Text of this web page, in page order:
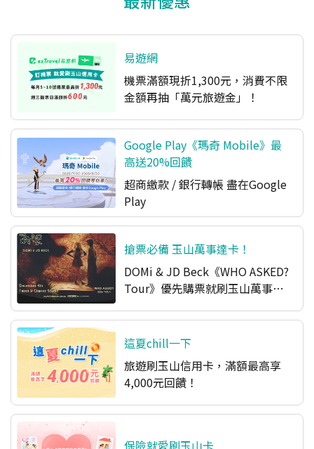
易遊網
機票滿額現折1,300元，消費不限
金額再抽「萬元旅遊金」！
Google Play《瑪奇 Mobile》最
高送20%回饋
超商繳款 / 銀行轉帳 盡在Google
Play​
搶票必備 玉山萬事達卡！
DOMi & JD Beck《WHO ASKED?
Tour》優先購票就刷玉山萬事達
這夏chill一下
旅遊刷玉山信用卡，滿額最高享
4,000元回饋！